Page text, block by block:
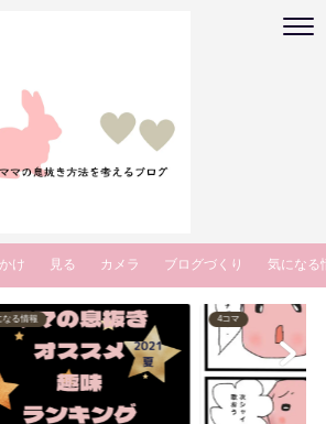
け 見る カメラ ブログづくり 気になる
なる情報 4コマ